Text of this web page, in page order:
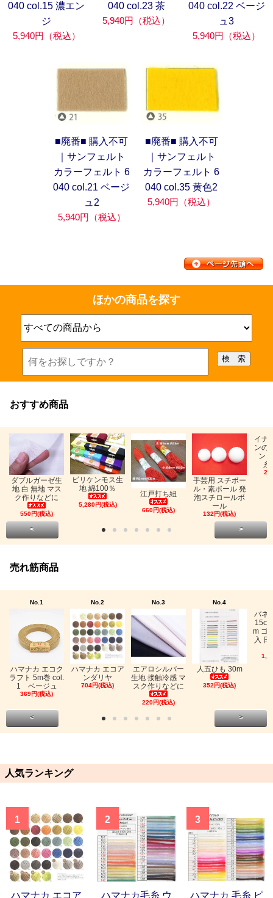
040 col.15 濃エン
ジ
5,940円（税込）
040 col.23 茶
5,940円（税込）
040 col.22 ベージ
ュ3
5,940円（税込）
■廃番■ 購入不可
｜サンフェルト
カラーフェルト 6
040 col.21 ベージ
ュ2
5,940円（税込）
■廃番■ 購入不可
｜サンフェルト
カラーフェルト 6
040 col.35 黄色2
5,940円（税込）
ほかの商品を探す
おすすめ商品
ダブルガーゼ生
地 白 無地 マス
ク作りなどに
550円(税込)
ビリケンモス生
地 綿100％
5,280円(税込)
江戸打ち紐
660円(税込)
手芸用 スチボー
ル・素ボール 発
泡スチロールボ
ール
132円(税込)
イナ
ンの
ン
糸
< >
売れ筋商品
No.1
ハマナカ エコク
ラフト 5m巻 col.
1 ベージュ
369円(税込)
No.2
ハマナカ エコア
ンダリヤ
704円(税込)
No.3
エアロシルバー
生地 接触冷感 マ
スク作りなどに
220円(税込)
No.4
人五ひも 30m
352円(税込)
バネ
m ゴ
入
< >
人気ランキング
1
ハマナカ エコア
2
ハマナカ毛糸 ウ
3
ハマナカ 毛糸 ピ